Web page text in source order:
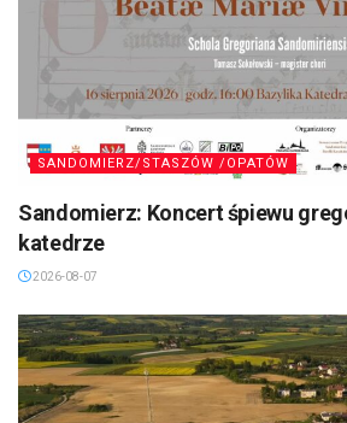
SANDOMIERZ/STASZÓW /OPATÓW
Sandomierz: Koncert śpiewu
katedrze
2026-08-07